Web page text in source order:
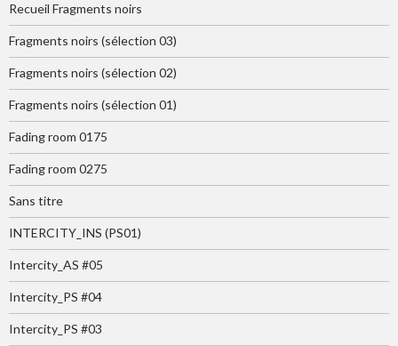
Recueil Fragments noirs
Fragments noirs (sélection 03)
Fragments noirs (sélection 02)
Fragments noirs (sélection 01)
Fading room 0175
Fading room 0275
Sans titre
INTERCITY_INS (PS01)
Intercity_AS #05
Intercity_PS #04
Intercity_PS #03